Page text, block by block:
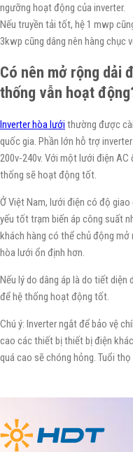
ngưỡng hoạt động của inverter.
Nếu truyền tải tốt, hệ 1 mwp
3kwp cũng dâng nên hàng chục
Có nên mở rộng dải
thống vẫn hoạt
Inverter hòa lưới thường được
quốc gia. Phần lớn hỗ trợ
200v-240v. Với một lưới điện
thống sẽ hoạt động tốt.
Ở Việt Nam, lưới điện có độ
yếu tốt trạm biến áp công suất
khách hàng có thể chủ động
hòa lưới ổn định hơn.
Nếu lý do dâng áp là do tiết
để hệ thống hoạt động tốt.
Chú ý: Inverter ngắt để bảo vệ
cao các thiết bị thiết bị điện
quá cao sẽ chóng hỏng. Tuổi